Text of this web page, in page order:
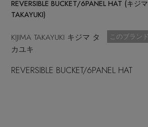
はじめてご利用の方
REVERSIBLE BUCKET/6PANEL HAT (キジ
TAKAYUKI)
KIJIMA TAKAYUKI キジマ タ
カユキ
お気に入り済
このブラン
REVERSIBLE BUCKET/6PANEL HAT